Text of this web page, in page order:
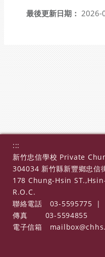
最後更新日期： 2026-
:::
新竹忠信學校 Private
304034 新竹縣新豐鄉忠信
178 Chung-Hsin
R.O.C.
聯絡電話
03-5595775
|
傳真
03-5594855
電子信箱